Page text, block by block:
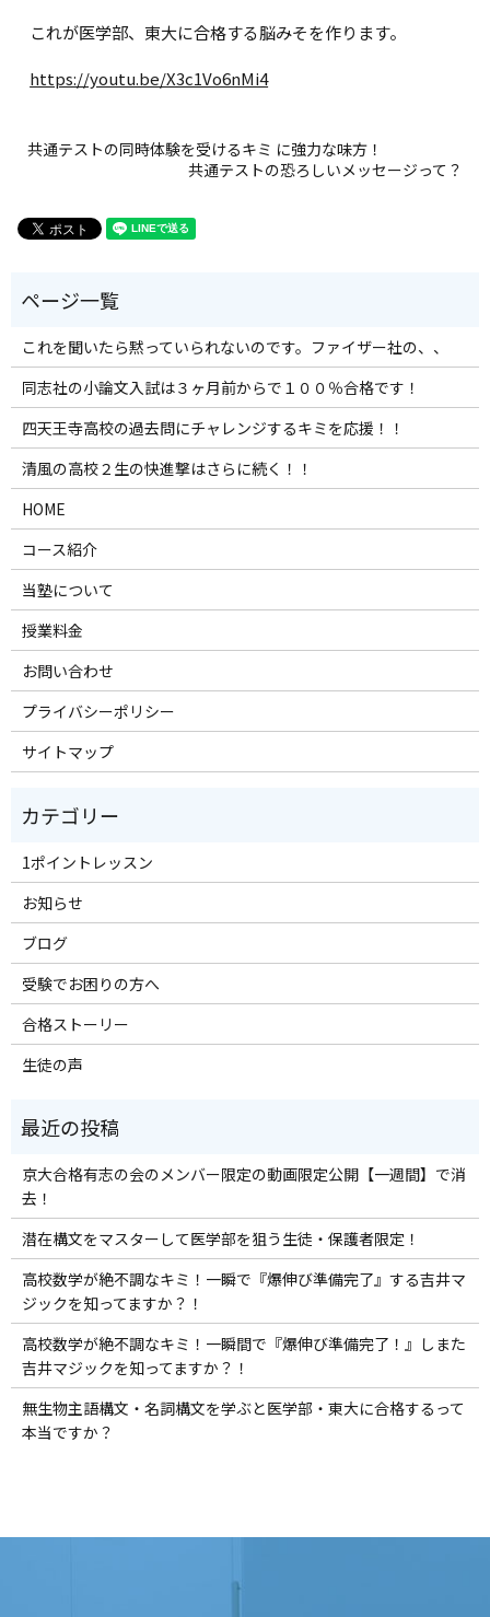
これが医学部、東大に合格する脳みそを作ります。
https://youtu.be/X3c1Vo6nMi4
共通テストの同時体験を受けるキミ に強力な味方！
共通テストの恐ろしいメッセージって？
これを聞いたら黙っていられないのです。ファイザー社の、、
同志社の小論文入試は３ヶ月前からで１００％合格です！
四天王寺高校の過去問にチャレンジするキミを応援！！
清風の高校２生の快進撃はさらに続く！！
HOME
コース紹介
当塾について
授業料金
お問い合わせ
プライバシーポリシー
サイトマップ
1ポイントレッスン
お知らせ
ブログ
受験でお困りの方へ
合格ストーリー
生徒の声
京大合格有志の会のメンバー限定の動画限定公開【一週間】で消
去！
潜在構文をマスターして医学部を狙う生徒・保護者限定！
高校数学が絶不調なキミ！一瞬で『爆伸び準備完了』する吉井マ
ジックを知ってますか？！
高校数学が絶不調なキミ！一瞬間で『爆伸び準備完了！』しまた
吉井マジックを知ってますか？！
無生物主語構文・名詞構文を学ぶと医学部・東大に合格するって
本当ですか？